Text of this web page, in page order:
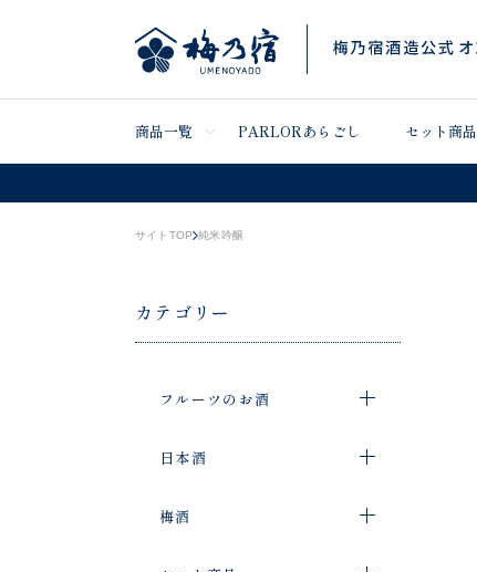
商品一覧 PARLORあらごし セット商品
サイトTOP 純米吟醸
カテゴリー
フルーツのお酒
日本酒
梅酒